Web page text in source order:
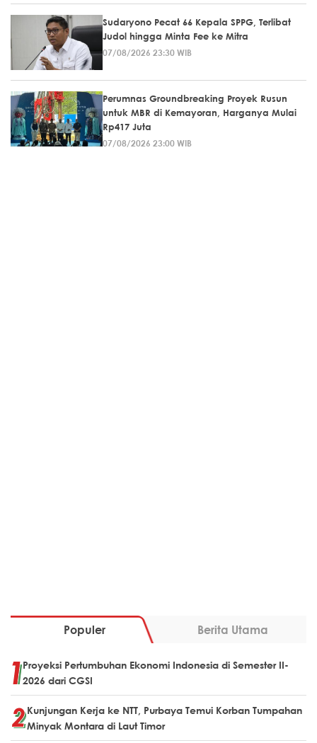
Sudaryono Pecat 66 Kepala SPPG, Terlibat
Judol hingga Minta Fee ke Mitra
07/08/2026 23:30 WIB
Perumnas Groundbreaking Proyek Rusun
untuk MBR di Kemayoran, Harganya Mulai
Rp417 Juta
07/08/2026 23:00 WIB
Populer Berita Utama
Proyeksi Pertumbuhan Ekonomi Indonesia di Semester II-
2026 dari CGSI
Kunjungan Kerja ke NTT, Purbaya Temui Korban Tumpahan
Minyak Montara di Laut Timor